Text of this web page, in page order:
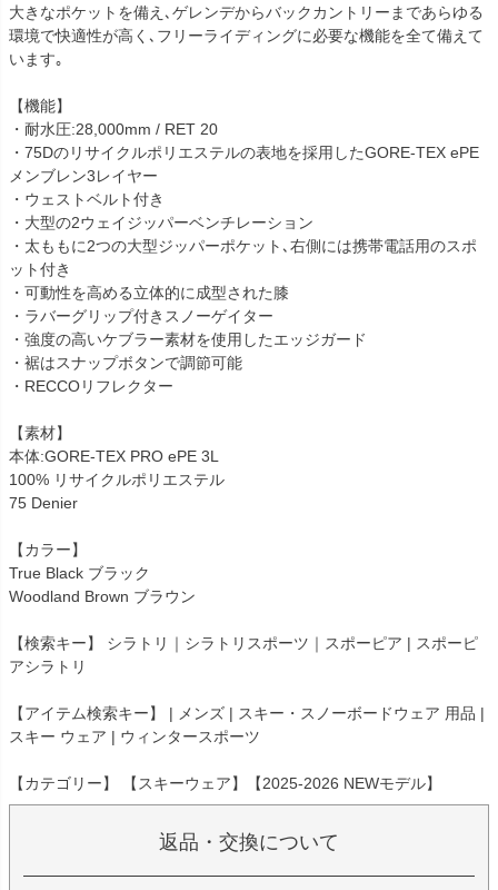
大きなポケットを備え､ゲレンデからバックカントリーまであらゆる
環境で快適性が高く､フリーライディングに必要な機能を全て備えて
います｡
【機能】
・耐水圧:28,000mm / RET 20
・75Dのリサイクルポリエステルの表地を採用したGORE-TEX ePE
メンブレン3レイヤー
・ウェストベルト付き
・大型の2ウェイジッパーベンチレーション
・太ももに2つの大型ジッパーポケット､右側には携帯電話用のスポ
ット付き
・可動性を高める立体的に成型された膝
・ラバーグリップ付きスノーゲイター
・強度の高いケブラー素材を使用したエッジガード
・裾はスナップボタンで調節可能
・RECCOリフレクター
【素材】
本体:GORE-TEX PRO ePE 3L
100% リサイクルポリエステル
75 Denier
【カラー】
True Black ブラック
Woodland Brown ブラウン
【検索キー】 シラトリ｜シラトリスポーツ｜スポーピア | スポーピ
アシラトリ
【アイテム検索キー】 | メンズ | スキー・スノーボードウェア 用品 |
スキー ウェア | ウィンタースポーツ
【カテゴリー】 【スキーウェア】【2025-2026 NEWモデル】
返品・交換について